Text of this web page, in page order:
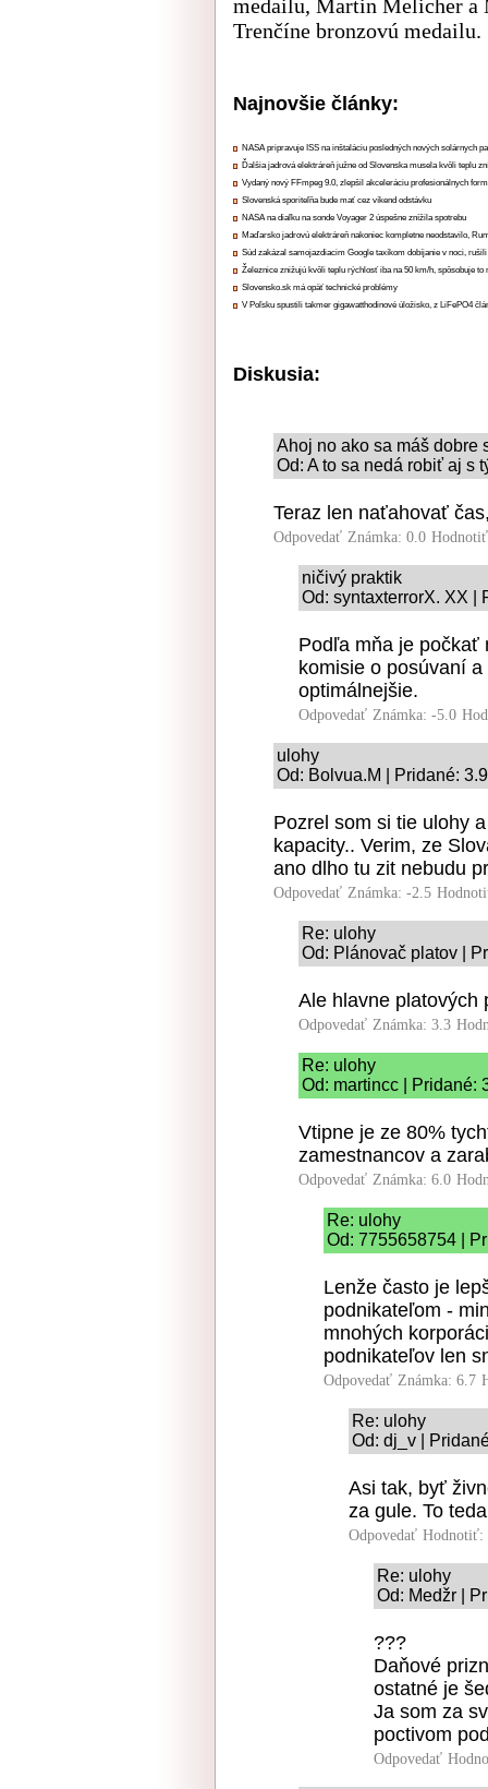
medailu, Martin Melicher a
Trenčíne bronzovú medailu.
Najnovšie články:
NASA pripravuje ISS na inštaláciu posledných nových solárnych
Ďalšia jadrová elektráreň južne od Slovenska musela kvôli teplu
Vydaný nový FFmpeg 9.0, zlepšil akceleráciu profesionálnych
Slovenská sporiteľňa bude mať cez víkend odstávku
NASA na diaľku na sonde Voyager 2 úspešne znížila spotrebu
Maďarsko jadrovú elektráreň nakoniec kompletne neodstavilo,
Súd zakázal samojazdiacim Google taxíkom dobíjanie v noci,
Železnice znižujú kvôli teplu rýchlosť iba na 50 km/h, spôsobuje to
Slovensko.sk má opäť technické problémy
V Poľsku spustili takmer gigawatthodinové úložisko, z LiFePO4
Diskusia:
Ahoj no ako sa máš dobre
Od: A to sa nedá robiť aj s
Teraz len naťahovať
Odpovedať Známka: 0.0
ničivý praktik
Od: syntaxterrorX. XX |
Podľa mňa je počkať
komisie o posúvaní
optimálnejšie.
Odpovedať Známka: -5.0
ulohy
Od: Bolvua.M | Pridané:
Pozrel som si tie ulohy
kapacity.. Verim, ze
ano dlho tu zit nebudu
Odpovedať Známka: -2.5
Re: ulohy
Od: Plánovač platov |
Ale hlavne platových
Odpovedať Známka: 3.3
Re: ulohy
Od: martincc | Pridané:
Vtipne je ze 80%
zamestnancov a
Odpovedať Známka: 6.0
Re: ulohy
Od: 7755658754 |
Lenže často je
podnikateľom -
mnohých
podnikateľov len
Odpovedať Známka: 6.7
Re: ulohy
Od: dj_v |
Asi tak, byť
za gule. To
Odpovedať Hodnotiť:
Re: ulohy
Od: Medžr |
???
Daňové
ostatné je
Ja som za
poctivom
Odpovedať